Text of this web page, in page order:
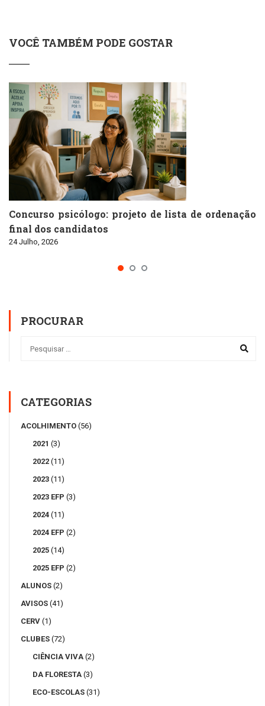
VOCÊ TAMBÉM PODE GOSTAR
Concurso psicólogo: projeto de lista de ordenação
final dos candidatos
24 Julho, 2026
PROCURAR
CATEGORIAS
ACOLHIMENTO (56)
2021 (3)
2022 (11)
2023 (11)
2023 EFP (3)
2024 (11)
2024 EFP (2)
2025 (14)
2025 EFP (2)
ALUNOS (2)
AVISOS (41)
CERV (1)
CLUBES (72)
CIÊNCIA VIVA (2)
DA FLORESTA (3)
ECO-ESCOLAS (31)